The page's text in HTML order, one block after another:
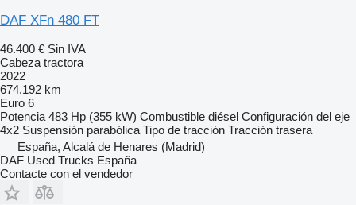
DAF XFn 480 FT
46.400 € Sin IVA
Cabeza tractora
2022
674.192 km
Euro 6
Potencia 483 Hp (355 kW) Combustible diésel Configuración del eje
4x2 Suspensión parabólica Tipo de tracción Tracción trasera
España, Alcalá de Henares (Madrid)
DAF Used Trucks España
Contacte con el vendedor